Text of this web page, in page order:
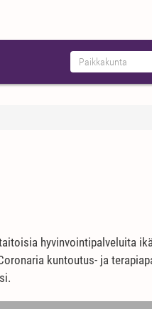
hyvinvointipalveluita
kuntoutus- ja